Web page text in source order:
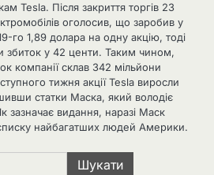
Tesla. Після закриття торгів 23
оголосив, що заробив у
го 1,89 долара на одну акцію, тоді
збиток у 42 центи. Таким чином,
компанії склав 342 мільйони
тижня акції Tesla виросли
статки Маска, який володіє
зазначає видання, наразі Маск
найбагатших людей Америки.